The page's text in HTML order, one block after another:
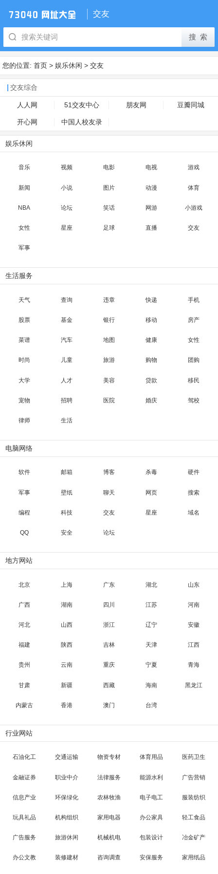
交友
您的位置: 首页 > 娱乐休闲 > 交友
交友综合
人人网 51交友中心 朋友网 豆瓣同城
开心网 中国人校友录
娱乐休闲
音乐 视频 电影 电视 游戏
新闻 小说 图片 动漫 体育
NBA 论坛 笑话 网游 小游戏
女性 星座 足球 直播 交友
军事
生活服务
天气 查询 违章 快递 手机
股票 基金 银行 移动 房产
菜谱 汽车 地图 健康 女性
时尚 儿童 旅游 购物 团购
大学 人才 美容 贷款 移民
宠物 招聘 医院 婚庆 驾校
律师 生活
电脑网络
软件 邮箱 博客 杀毒 硬件
军事 壁纸 聊天 网页 搜索
编程 科技 交友 星座 域名
QQ 安全 论坛
地方网站
北京 上海 广东 湖北 山东
广西 湖南 四川 江苏 河南
河北 山西 浙江 辽宁 安徽
福建 陕西 吉林 天津 江西
贵州 云南 重庆 宁夏 青海
甘肃 新疆 西藏 海南 黑龙江
内蒙古 香港 澳门 台湾
行业网站
石油化工 交通运输 物资专材 体育用品 医药卫生
金融证券 职业中介 法律服务 能源水利 广告营销
信息产业 环保绿化 农林牧渔 电子电工 服装纺织
玩具礼品 机构组织 家用电器 办公家具 轻工食品
广告服务 旅游休闲 机械机电 包装设计 冶金矿产
办公文教 装修建材 咨询调查 安保服务 家用纸品